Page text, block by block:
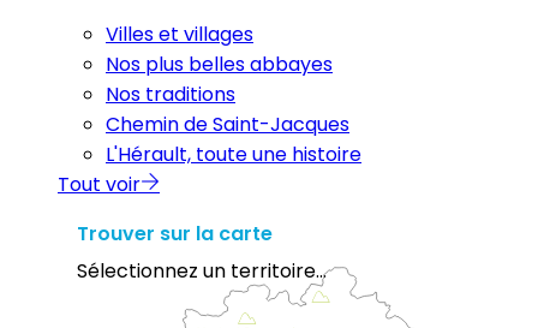
Villes et villages
Nos plus belles abbayes
Nos traditions
Chemin de Saint-Jacques
L'Hérault, toute une histoire
Tout voir
Trouver sur la carte
Sélectionnez un territoire...